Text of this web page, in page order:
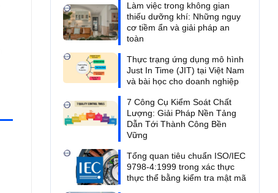
Làm việc trong không gian
thiếu dưỡng khí: Những nguy
cơ tiềm ẩn và giải pháp an
toàn
Thực trạng ứng dụng mô hình
Just In Time (JIT) tại Việt Nam
và bài học cho doanh nghiệp
7 Công Cụ Kiểm Soát Chất
Lượng: Giải Pháp Nền Tảng
Dẫn Tới Thành Công Bền
Vững
Tổng quan tiêu chuẩn ISO/IEC
9798-4:1999 trong xác thực
thực thể bằng kiểm tra mật mã